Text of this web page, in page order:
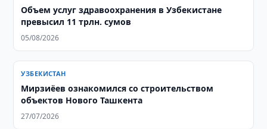
​​​​​​​Объем услуг здравоохранения в Узбекистане
превысил 11 трлн. сумов
05/08/2026
УЗБЕКИСТАН
Мирзиёев ознакомился со строительством
объектов Нового Ташкента
27/07/2026